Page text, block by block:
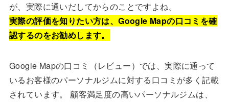
が、実際に通いだしてからのことですよね。
実際の評価を知りたい方は、Google Mapの口コミを確
認するのをお勧めします。
Google Mapの口コミ（レビュー）では、実際に通って
いるお客様のパーソナルジムに対する口コミが多く記載
されています。 顧客満足度の高いパーソナルジムは、